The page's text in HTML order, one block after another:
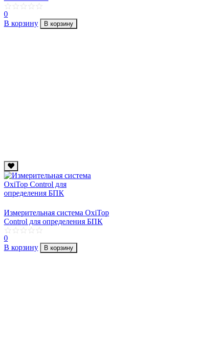
0
В корзину
В корзину
Измерительная система OxiTop
Control для определения БПК
0
В корзину
В корзину